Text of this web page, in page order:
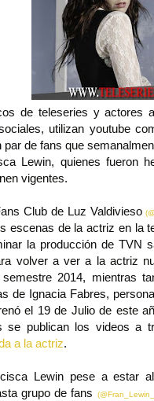
de teleseries y actores
utilizan youtube
par de fans que
Lewin, quienes fueron
vigentes.
Club de Luz Valdivieso
escenas de la actriz en la
la producción de TVN
volver a ver a la actriz
semestre 2014, mientras
de Ignacia Fabres,
el 19 de Julio de este
se publican los videos a
a la actriz.
Lewin pese a estar
grupo de fans